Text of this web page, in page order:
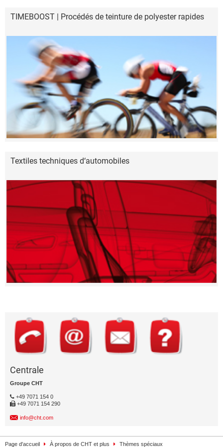
TIMEBOOST | Procédés de teinture de polyester rapides
Textiles techniques d‘automobiles
Centrale
Groupe CHT
+49 7071 154 0
+49 7071 154 290
info@cht.com
Page d'accueil À propos de CHT et plus Thèmes spéciaux